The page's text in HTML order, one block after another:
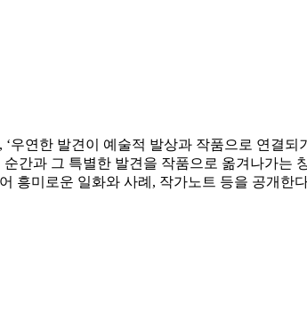
우연한 발견이 예술적 발상과 작품으로 연결
간과 그 특별한 발견을 작품으로 옮겨나가는
흥미로운 일화와 사례, 작가노트 등을 공개